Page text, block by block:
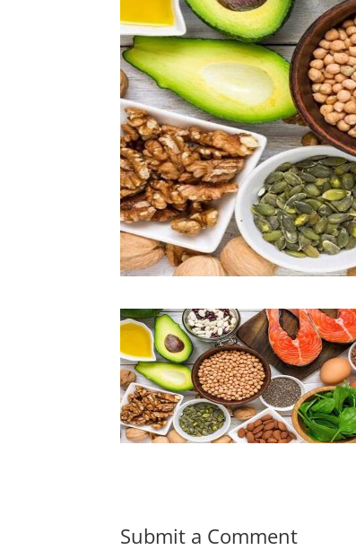
Submit a Comment